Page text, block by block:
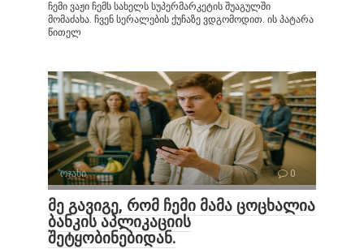
ჩემი ვაჟი ჩემს სახელს სუპერმარკეტის შუაგულში
მომაძახა. ჩვენ სერალების ქუჩაზე ვდგომოდით. ის პატარა
წითელ
ოჯახი 0
მე გავიგე, რომ ჩემი მამა ცოცხალია
ბანკის აპლიკაციის
შეტყობინებიდან.